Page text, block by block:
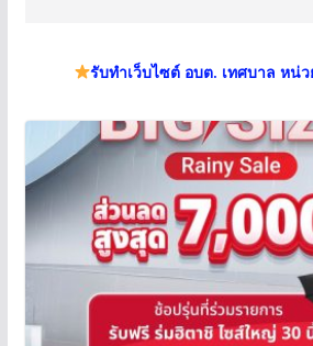
รับทำเว็บไซต์ อบต. เทศบาล หน่